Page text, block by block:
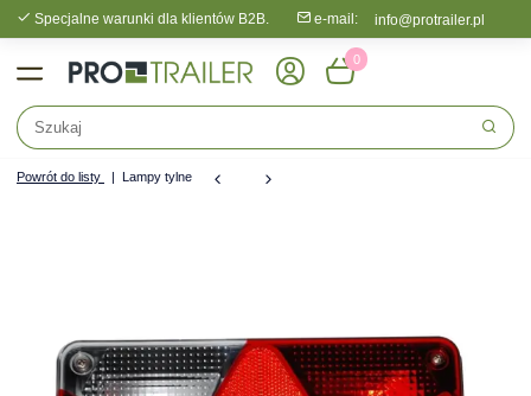
Specjalne warunki dla klientów B2B. e-mail: info@protrailer.pl
0
Powrót do listy Lampy tylne